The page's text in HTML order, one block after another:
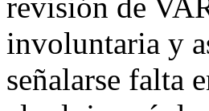
involuntaria y
señalarse falta